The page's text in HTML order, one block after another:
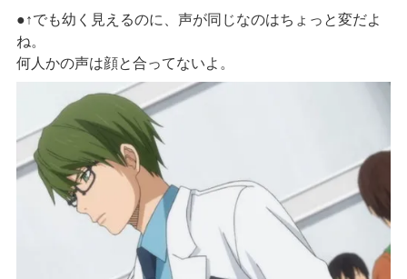
●↑でも幼く見えるのに、声が同じなのはちょっと変だよ
ね。
何人かの声は顔と合ってないよ。